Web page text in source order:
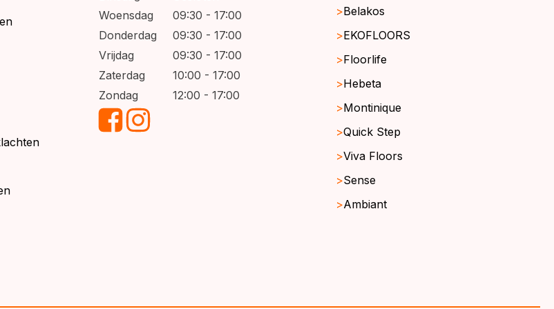
Woensdag
09:30 - 17:00
Donderdag
09:30 - 17:00
Vrijdag
09:30 - 17:00
Zaterdag
10:00 - 17:00
Zondag
12:00 - 17:00
Belakos
EKOFLOORS
Floorlife
Hebeta
Montinique
Quick Step
Viva Floors
Sense
Ambiant